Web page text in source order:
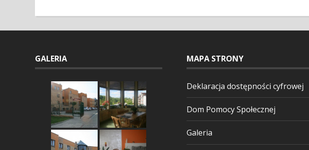
GALERIA MAPA STRONY
Deklaracja dostępności cyfrowej
Dom Pomocy Społecznej
Galeria